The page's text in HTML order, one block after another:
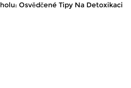
Osvědčené Tipy Na Detoxikaci